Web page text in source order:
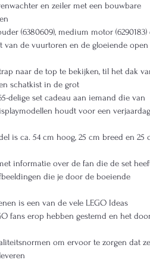
en zeiler met een bouwbare
(6380609), medium motor (6290183)
van de vuurtoren en de gloeiende open
naar de top te bekijken, til het dak
schatkist in de grot
delige set cadeau aan iemand die van
houdt voor een
is ca. 54 cm hoog, 25 cm breed en 25
informatie over de fan die de set
die je door de boeiende
is een van de vele LEGO Ideas
fans erop hebben gestemd en het
om ervoor te zorgen dat ze